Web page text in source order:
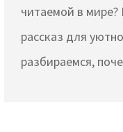
читаемой в
рассказ для
разбираемся,